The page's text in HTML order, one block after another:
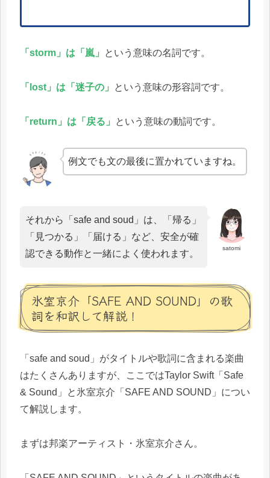
「storm」は「嵐」 という意味の名詞です。
「lost」は「迷子の」 という意味の形容詞です。
「return」は「戻る」 という意味の動詞です。
例文でも文の最後に置かれていますね。
satomi
それから「safe and soud」は、「帰る」
「見つかる」「届ける」など、安全が確
認できる動作と一緒によく使われます。
氷室京介「SAFE AND SOUND」の歌
詞を和訳して解説！
「safe and soud」がタイトルや歌詞に含まれる楽曲
はたくさんありますが、ここではTaylor Swift「Safe
& Sound」と氷室京介「SAFE AND SOUND」につい
て解説します。
まずは邦楽アーティスト・氷室京介さん。